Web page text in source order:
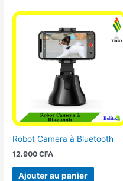
Robot Camera à Bluetooth
12.900CFA
Ajouter au panier